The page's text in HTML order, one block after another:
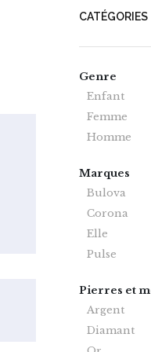
CATÉGORIES
Genre
Enfant
Femme
Homme
Marques
Bulova
Corona
Elle
Pulse
Pierres et
Argent
Diamant